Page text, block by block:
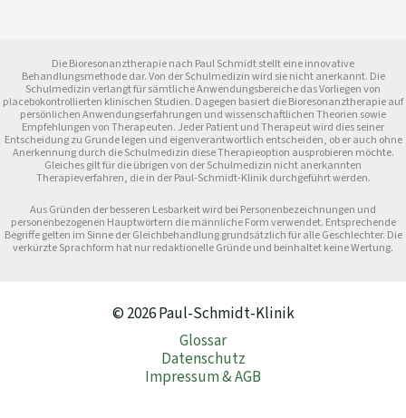
Die Bioresonanztherapie nach Paul Schmidt stellt eine innovative
Behandlungsmethode dar. Von der Schulmedizin wird sie nicht anerkannt. Die
Schulmedizin verlangt für sämtliche Anwendungsbereiche das Vorliegen von
placebokontrollierten klinischen Studien. Dagegen basiert die Bioresonanztherapie auf
persönlichen Anwendungserfahrungen und wissenschaftlichen Theorien sowie
Empfehlungen von Therapeuten. Jeder Patient und Therapeut wird dies seiner
Entscheidung zu Grunde legen und eigenverantwortlich entscheiden, ob er auch ohne
Anerkennung durch die Schulmedizin diese Therapieoption ausprobieren möchte.
Gleiches gilt für die übrigen von der Schulmedizin nicht anerkannten
Therapieverfahren, die in der Paul-Schmidt-Klinik durchgeführt werden.
Aus Gründen der besseren Lesbarkeit wird bei Personenbezeichnungen und
personenbezogenen Hauptwörtern die männliche Form verwendet. Entsprechende
Begriffe gelten im Sinne der Gleichbehandlung grundsätzlich für alle Geschlechter. Die
verkürzte Sprachform hat nur redaktionelle Gründe und beinhaltet keine Wertung.
© 2026 Paul-Schmidt-Klinik
Glossar
Datenschutz
Impressum & AGB